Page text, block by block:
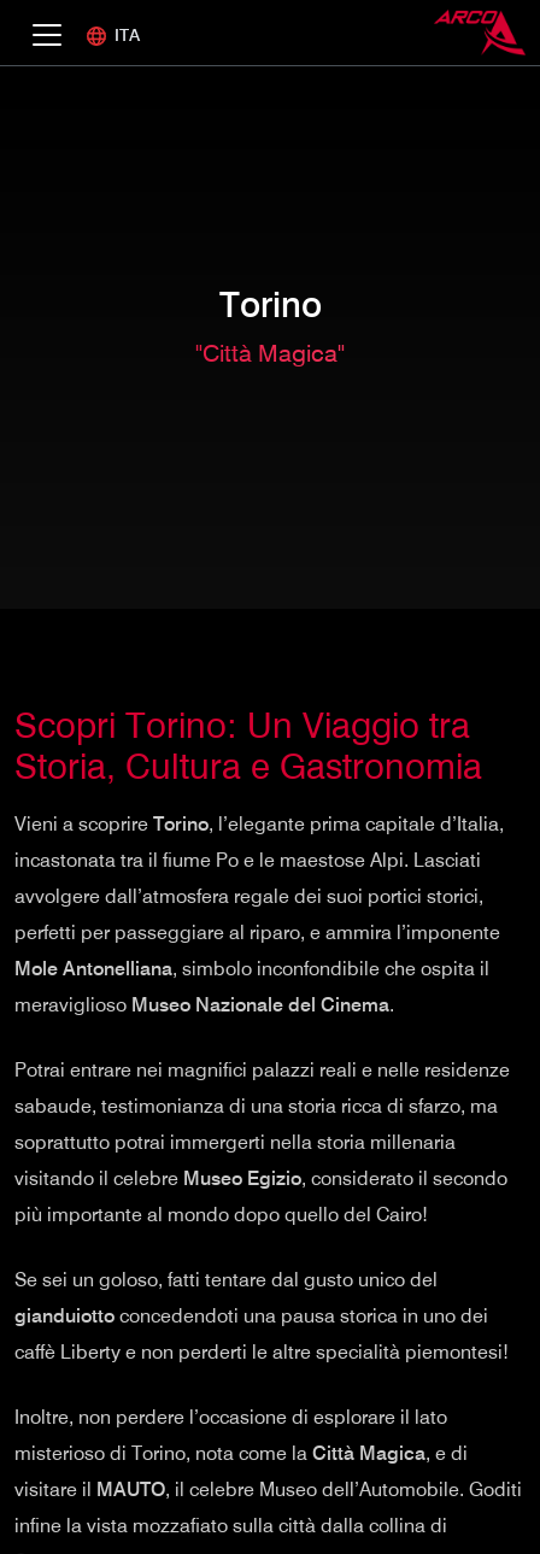
ITA
Torino
"Città Magica"
Scopri Torino: Un Viaggio tra
Storia, Cultura e Gastronomia
Vieni a scoprire Torino, l’elegante prima capitale d’Italia,
incastonata tra il fiume Po e le maestose Alpi. Lasciati
avvolgere dall’atmosfera regale dei suoi portici storici,
perfetti per passeggiare al riparo, e ammira l’imponente
Mole Antonelliana, simbolo inconfondibile che ospita il
meraviglioso Museo Nazionale del Cinema.
Potrai entrare nei magnifici palazzi reali e nelle residenze
sabaude, testimonianza di una storia ricca di sfarzo, ma
soprattutto potrai immergerti nella storia millenaria
visitando il celebre Museo Egizio, considerato il secondo
più importante al mondo dopo quello del Cairo!
Se sei un goloso, fatti tentare dal gusto unico del
gianduiotto concedendoti una pausa storica in uno dei
caffè Liberty e non perderti le altre specialità piemontesi!
Inoltre, non perdere l’occasione di esplorare il lato
misterioso di Torino, nota come la Città Magica, e di
visitare il MAUTO, il celebre Museo dell’Automobile. Goditi
infine la vista mozzafiato sulla città dalla collina di